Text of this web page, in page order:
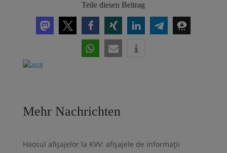
Teile diesen Beitrag
Mehr Nachrichten
Haosul afișajelor la KVV: afișajele de informații